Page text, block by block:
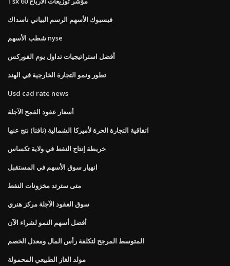
فيسبوك الأسهم الرسم البياني ناسداك
شطب الأسهم nyse
أفضل استراتيجيات تداول يوم الفوركس
تطور ونمو التجارة الخارجية في الهند
Usd cad rate news
أسعار عقود القمح الآجلة
اتفاقية التجارة الحرة لأميركا الشمالية (نافتا) نتج عنها
خريطة إنتاج النفط في ولاية تكساس
انهيار سوق الأسهم في المستقبل
متى سترتد مخزونات النفط
سوق العقود الآجلة مركز هنري
أفضل أسهم النمو لشراء الآن
المتوسط ​​المرجح لتكلفة رأس المال ومعدل الخصم
مولد الغاز الطبيعي المحمولة